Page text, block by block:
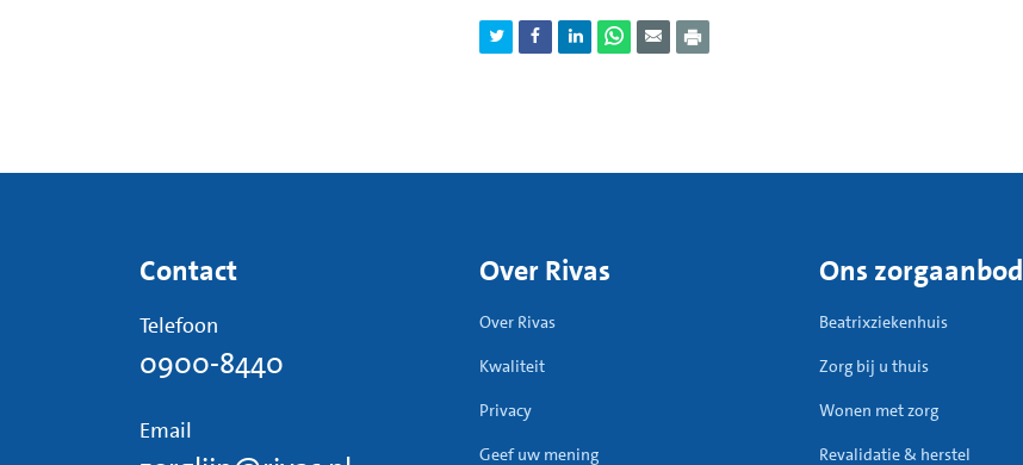
Contact
Telefoon
0900-8440
Email
Over Rivas
Over Rivas
Kwaliteit
Privacy
Geef uw mening
Ons zorgaanbod
Beatrixziekenhuis
Zorg bij u thuis
Wonen met zorg
Revalidatie & herstel